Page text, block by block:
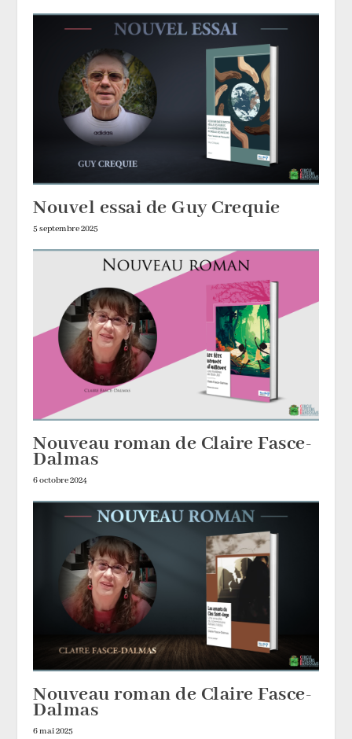
Nouvel essai de Guy Crequie
5 septembre 2025
Nouveau roman de Claire Fasce-
Dalmas
6 octobre 2024
Nouveau roman de Claire Fasce-
Dalmas
6 mai 2025